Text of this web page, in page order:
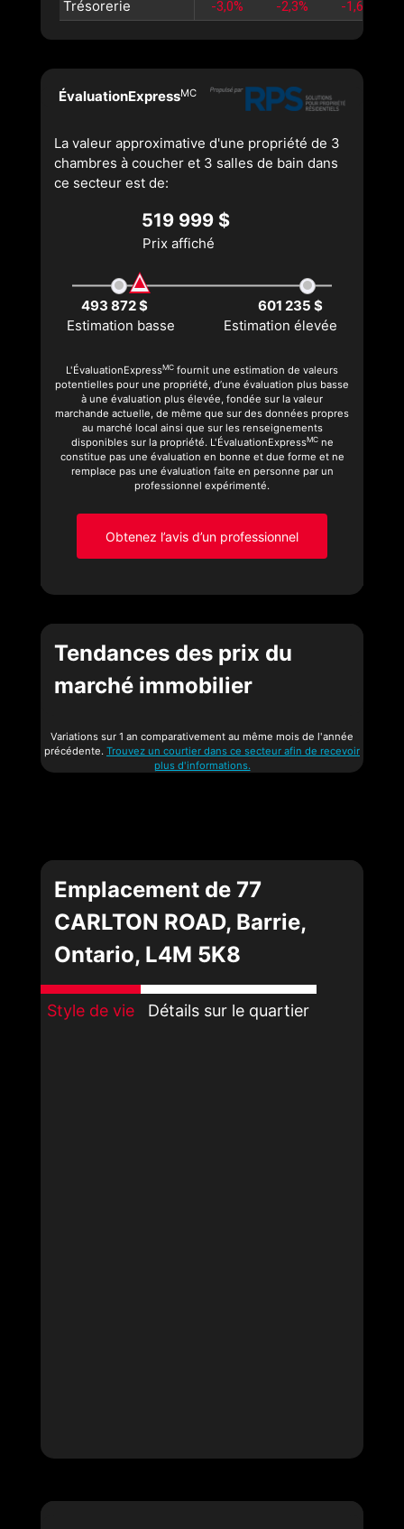
Trésorerie -3,0% -2,3% -1,6%
ÉvaluationExpressMC
La valeur approximative d'une propriété de 3
chambres à coucher et 3 salles de bain dans
ce secteur est de:
519 999 $
Prix affiché
493 872 $
601 235 $
Estimation basse
Estimation élevée
L'ÉvaluationExpressMC fournit une estimation de valeurs
potentielles pour une propriété, d’une évaluation plus basse
à une évaluation plus élevée, fondée sur la valeur
marchande actuelle, de même que sur des données propres
au marché local ainsi que sur les renseignements
disponibles sur la propriété. L'ÉvaluationExpressMCne
constitue pas une évaluation en bonne et due forme et ne
remplace pas une évaluation faite en personne par un
professionnel expérimenté.
Obtenez l’avis d’un professionnel
Tendances des prix du
marché immobilier
Variations sur 1 an comparativement au même mois de l'année
précédente. Trouvez un courtier dans ce secteur afin de recevoir
plus d'informations.
Emplacement de 77
CARLTON ROAD, Barrie,
Ontario, L4M 5K8
Style de vie Détails sur le quartier